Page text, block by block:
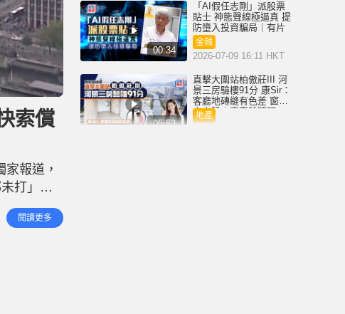
索償
報道，
打」，
後更發
閱讀更多
00:34
「AI假任志剛」派股票
貼士 神態聲線極逼真 提
防墮入投資騙局｜有片
金融
2026-07-09 16:11 HKT
05:53
直擊大圍站柏傲莊III 河
景三房驗樓91分 康Sir：
客廳地磚縫有色差 窗門
卡卡聲｜專家驗磚頭
地產